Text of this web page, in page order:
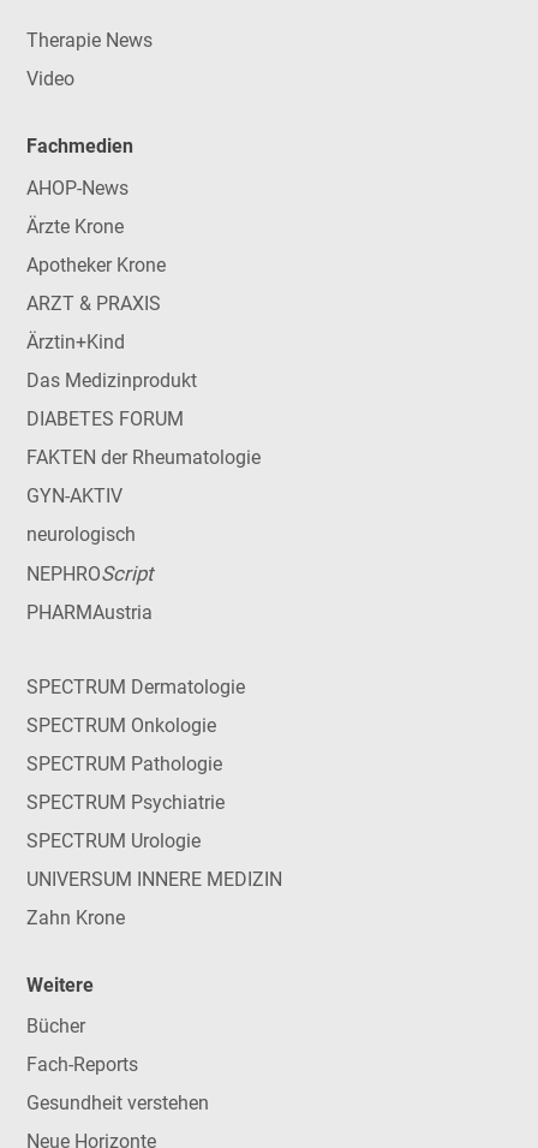
Therapie News
Video
Fachmedien
AHOP-News
Ärzte Krone
Apotheker Krone
ARZT & PRAXIS
Ärztin+Kind
Das Medizinprodukt
DIABETES FORUM
FAKTEN der Rheumatologie
GYN-AKTIV
neurologisch
NEPHROScript
PHARMAustria
SPECTRUM Dermatologie
SPECTRUM Onkologie
SPECTRUM Pathologie
SPECTRUM Psychiatrie
SPECTRUM Urologie
UNIVERSUM INNERE MEDIZIN
Zahn Krone
Weitere
Bücher
Fach-Reports
Gesundheit verstehen
Neue Horizonte